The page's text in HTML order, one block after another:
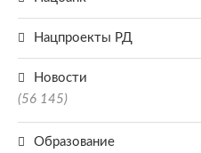
Нацпроекты РД
Новости
(56 145)
Образование